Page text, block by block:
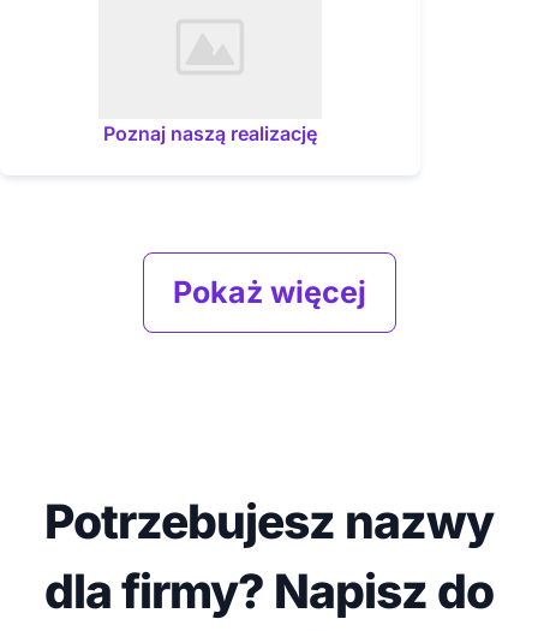
Poznaj naszą realizację
Pokaż więcej
Potrzebujesz nazwy
dla firmy? Napisz do